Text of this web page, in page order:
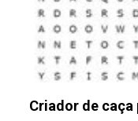
Criador de caça